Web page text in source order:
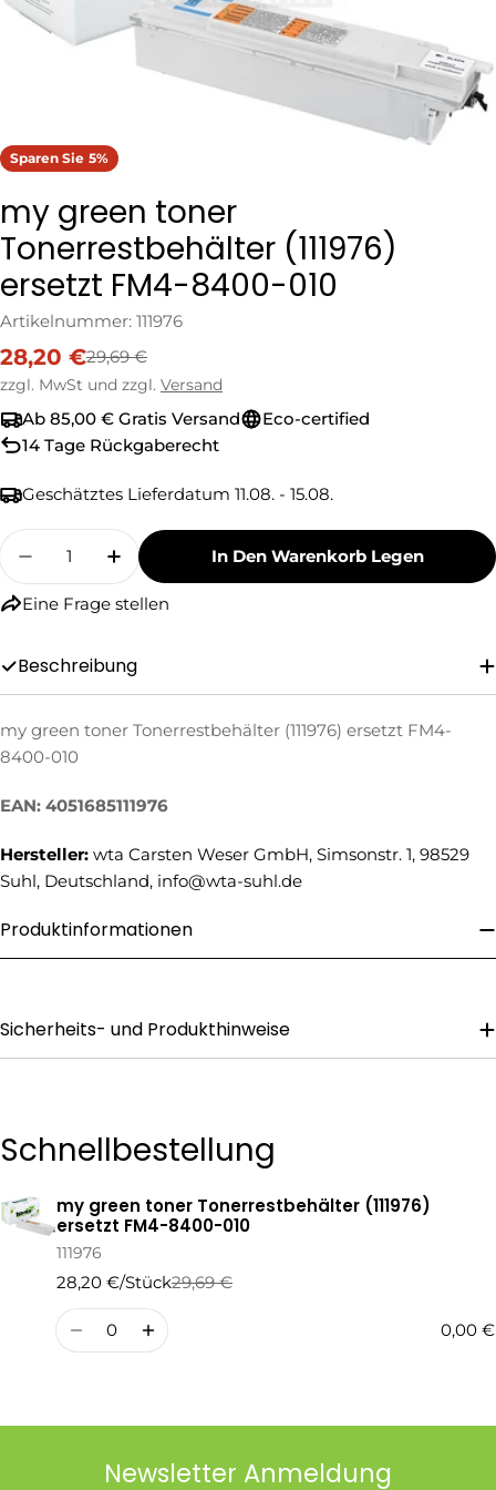
Sparen Sie 5%
my green toner
Tonerrestbehälter (111976)
ersetzt FM4-8400-010
Artikelnummer: 111976
Verkaufspreis
28,20 €
Regulärer
Preis
29,69 €
zzgl. MwSt und zzgl. Versand
Ab 85,00 € Gratis Versand
Eco-certified
14 Tage Rückgaberecht
Geschätztes Lieferdatum 11.08. - 15.08.
Menge
Menge Für My Green Toner
Menge Für My Green Toner
In Den Warenkorb Legen
Eine Frage stellen
Eine Frage stellen
Name
E-
Mail
Telefonnummer
Ihre
Beschreibung
my green toner Tonerrestbehälter (111976) ersetzt FM4-
8400-010
EAN: 4051685111976
Hersteller: wta Carsten Weser GmbH, Simsonstr. 1, 98529
Suhl, Deutschland, info@wta-suhl.de
Produktinformationen
Sicherheits- und Produkthinweise
Schnellbestellung
Ihr
Warenkorb
my green toner Tonerrestbehälter (111976)
ersetzt FM4-8400-010
111976
28,20 €/Stück
Regulärer
Preis
29,69 €
Verkaufspreis
Menge
0,00 €
Newsletter Anmeldung